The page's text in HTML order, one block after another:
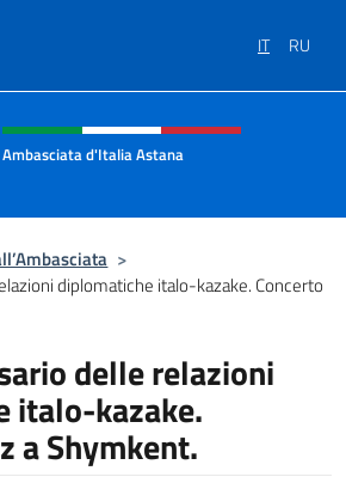
IT RU
social e menù
Ambasciata d'Italia Astana
>
diplomatiche italo-kazake. Concerto
delle relazioni
italo-kazake.
a Shymkent.